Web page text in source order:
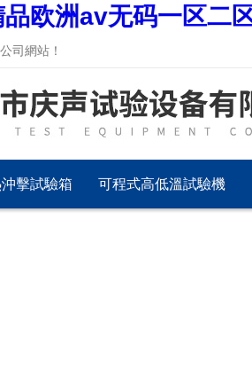
欧洲av无码一区二
司網站！
擊試驗箱 可程式高低溫試驗機